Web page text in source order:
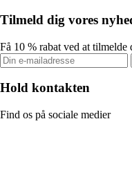
Tilmeld dig vores
Få 10 % rabat ved at tilmelde
Hold kontakten
Find os på sociale medier